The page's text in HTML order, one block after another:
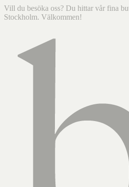
Vill du besöka oss? Du hittar vår fina
Stockholm. Välkommen!